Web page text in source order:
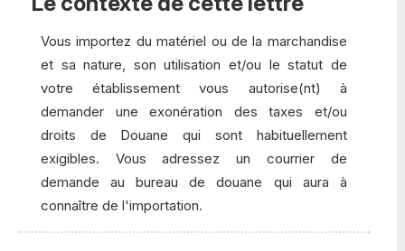
Vous importez du matériel ou de la marchandise
et sa nature, son utilisation et/ou le statut de
votre établissement vous autorise(nt) à
demander une exonération des taxes et/ou
droits de Douane qui sont habituellement
exigibles. Vous adressez un courrier de
demande au bureau de douane qui aura à
connaître de l'importation.